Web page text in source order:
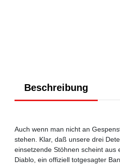
Beschreibung
Auch wenn man nicht an
stehen. Klar, daß unsere drei
einsetzende Stöhnen scheint aus
Diablo, ein offiziell totgesagter